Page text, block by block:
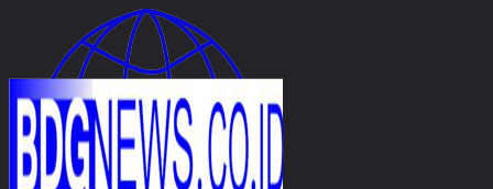
content